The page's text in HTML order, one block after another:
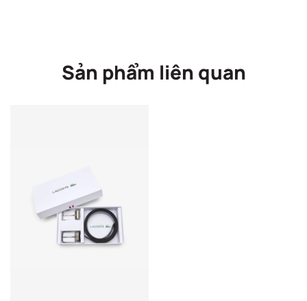
Sản phẩm liên quan